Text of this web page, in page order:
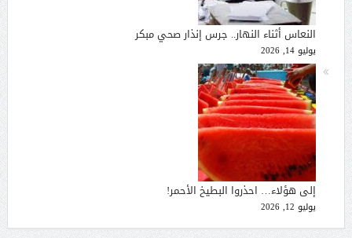
النعاس أثناء النهار.. جرس إنذار صحي مبكر
يوليو 14, 2026
إلى هؤلاء… احذروا البطيخ الأحمر!
يوليو 12, 2026